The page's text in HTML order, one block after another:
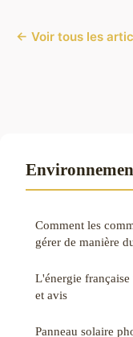
← Voir tous les
Comment les
gérer de manière
L'énergie
et avis
Panneau solaire